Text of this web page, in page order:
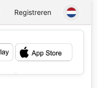
Registreren